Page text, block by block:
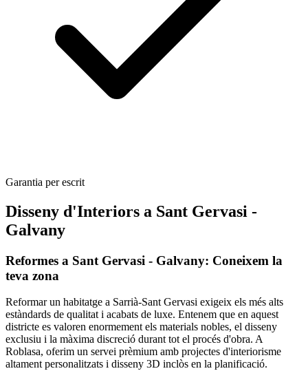
Garantia per escrit
Disseny d'Interiors a Sant Gervasi -
Galvany
Reformes a Sant Gervasi - Galvany: Coneixem la
teva zona
Reformar un habitatge a Sarrià-Sant Gervasi exigeix els més alts
estàndards de qualitat i acabats de luxe. Entenem que en aquest
districte es valoren enormement els materials nobles, el disseny
exclusiu i la màxima discreció durant tot el procés d'obra. A
Roblasa, oferim un servei prèmium amb projectes d'interiorisme
altament personalitzats i disseny 3D inclòs en la planificació.